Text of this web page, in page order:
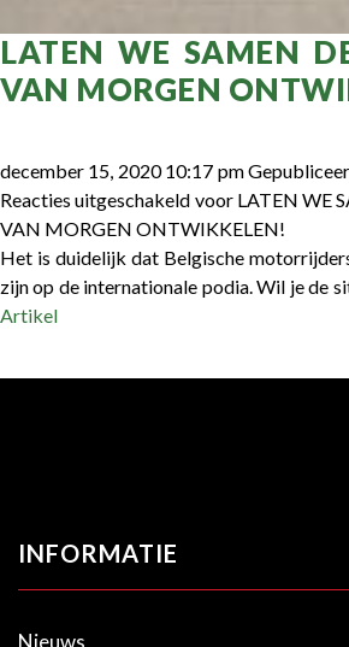
LATEN WE SAMEN
VAN MORGEN
december 15, 2020 10:17 pm
Reacties uitgeschakeld voor LATEN WE
VAN MORGEN ONTWIKKELEN!
Het is duidelijk dat Belgische
zijn op de internationale podia. Wil je de
Artikel
INFORMATIE
Nieuws